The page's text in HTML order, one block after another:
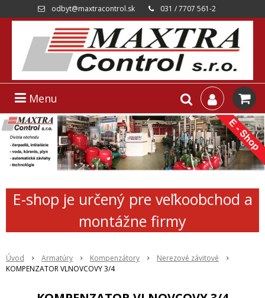
odbyt@maxtracontrol.sk 031 / 7707 561-2
Menu
E-shop je určený pre veľkoobchod a
montážne firmy
Úvod Armatúry Kompenzátory
Nerezové závitové
KOMPENZATOR VLNOVCOVY 3/4